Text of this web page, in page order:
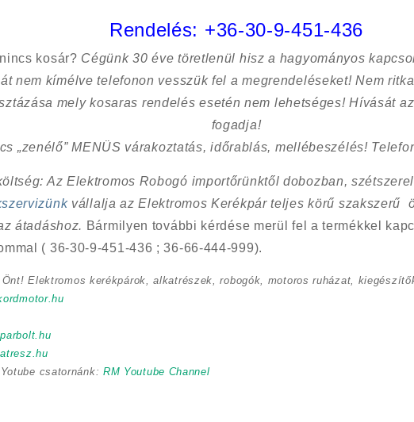
Rendelés: +36-30-9-451-436
kosár? Cégünk 30 éve töretlenül hisz a hagyományos
nem kímélvetelefonon vesszük fel a megrendeléseket! Nem
mely kosaras rendelés esetén nem lehetséges! Hívását
fogadja!
„zenélő” MENÜS várakoztatás, időrablás, mellébeszélés!
: Az Elektromos Robogó importőrünktől dobozban,
vállalja az Elektromos Kerékpár teljes körű szakszerű
átadáshoz. Bármilyen további kérdése merül fel a termékkel
( 36-30-9-451-436 ; 36-66-444-999).
Elektromos kerékpárok, alkatrészek, robogók, motoros ruházat,
csatornánk: RM Youtube Channel